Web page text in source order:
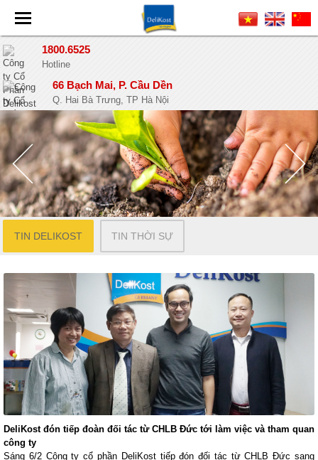
1800.6525
Hotline
66 Bạch Mai, P. Cầu Dền
Q. Hai Bà Trưng, TP Hà Nội
TIN DELIKOST TIN THỜI SỰ
DeliKost đón tiếp đoàn đối tác từ CHLB Đức tới làm việc và tham quan
công ty
Sáng 6/2 Công ty cổ phần DeliKost tiếp đón đối tác từ CHLB Đức sang